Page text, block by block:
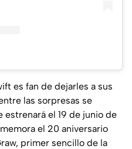
es fan de dejarles a sus
las sorpresas se
estrenará el 19 de junio de
el 20 aniversario
primer sencillo de la